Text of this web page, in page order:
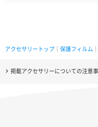
アクセサリートップ 保護フィルム
掲載アクセサリーについての注意